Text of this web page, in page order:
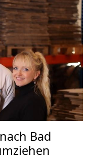
Bad